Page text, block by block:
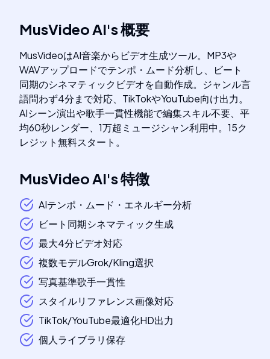
MusVideo AI's概要
MusVideoはAI音楽からビデオ生成ツール。MP3や
WAVアップロードでテンポ・ムード分析し、ビート
同期のシネマティックビデオを自動作成。ジャンル言
語問わず4分まで対応、TikTokやYouTube向け出力。
AIシーン演出や歌手一貫性機能で編集スキル不要、平
均60秒レンダー、1万超ミュージシャン利用中。15ク
レジット無料スタート。
MusVideo AI's特徴
AIテンポ・ムード・エネルギー分析
ビート同期シネマティック生成
最大4分ビデオ対応
複数モデルGrok/Kling選択
写真基準歌手一貫性
スタイルリファレンス画像対応
TikTok/YouTube最適化HD出力
個人ライブラリ保存